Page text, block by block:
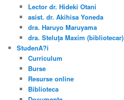
Lector dr. Hideki Otani
asist. dr. Akihisa Yoneda
dra. Haruyo Maruyama
dra. Steluţa Maxim (bibliotecar)
StudenA?i
Curriculum
Burse
Resurse online
Biblioteca